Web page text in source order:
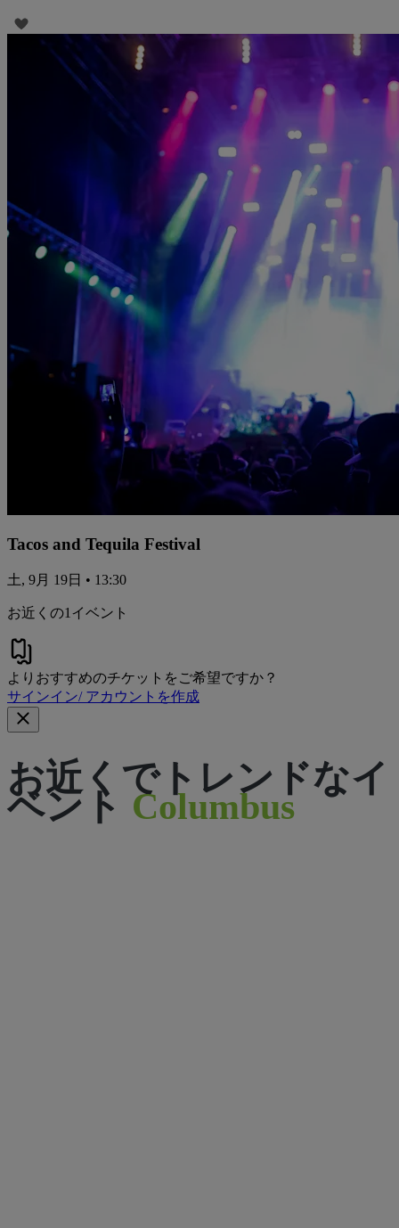
Tacos and Tequila Festival
土, 9月 19日 • 13:30
お近くの1イベント
よりおすすめのチケットをご希望ですか？
サインイン/ アカウントを作成
お近くでトレンドなイ
ベント Columbus